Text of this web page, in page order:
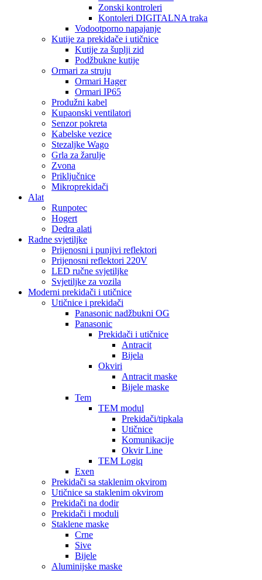
Zonski kontroleri
Kontoleri DIGITALNA traka
Vodootporno napajanje
Kutije za prekidače i utičnice
Kutije za šuplji zid
Podžbukne kutije
Ormari za struju
Ormari Hager
Ormari IP65
Produžni kabel
Kupaonski ventilatori
Senzor pokreta
Kabelske vezice
Stezaljke Wago
Grla za žarulje
Zvona
Priključnice
Mikroprekidači
Alat
Runpotec
Hogert
Dedra alati
Radne svjetiljke
Prijenosni i punjivi reflektori
Prijenosni reflektori 220V
LED ručne svjetiljke
Svjetiljke za vozila
Moderni prekidači i utičnice
Utičnice i prekidači
Panasonic nadžbukni OG
Panasonic
Prekidači i utičnice
Antracit
Bijela
Okviri
Antracit maske
Bijele maske
Tem
TEM modul
Prekidači/tipkala
Utičnice
Komunikacije
Okvir Line
TEM Logiq
Exen
Prekidači sa staklenim okvirom
Utičnice sa staklenim okvirom
Prekidači na dodir
Prekidači i moduli
Staklene maske
Crne
Sive
Bijele
Aluminijske maske